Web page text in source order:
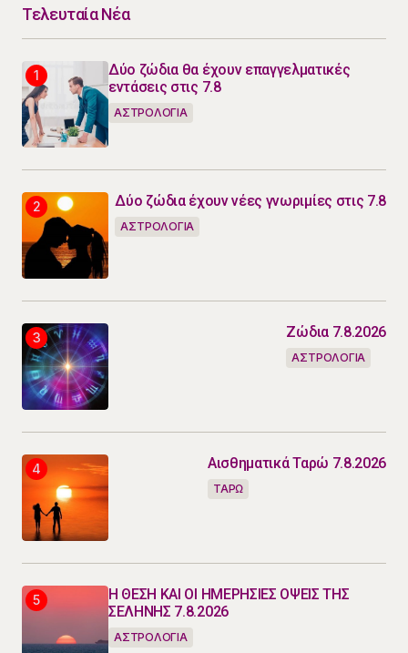
Τελευταία Νέα
Δύο ζώδια θα έχουν επαγγελματικές
εντάσεις στις 7.8
ΑΣΤΡΟΛΟΓΙΑ
Δύο ζώδια έχουν νέες γνωριμίες στις 7.8
ΑΣΤΡΟΛΟΓΙΑ
Ζώδια 7.8.2026
ΑΣΤΡΟΛΟΓΙΑ
Αισθηματικά Ταρώ 7.8.2026
ΤΑΡΩ
Η ΘΕΣΗ ΚΑΙ ΟΙ ΗΜΕΡΗΣΙΕΣ ΟΨΕΙΣ ΤΗΣ
ΣΕΛΗΝΗΣ 7.8.2026
ΑΣΤΡΟΛΟΓΙΑ